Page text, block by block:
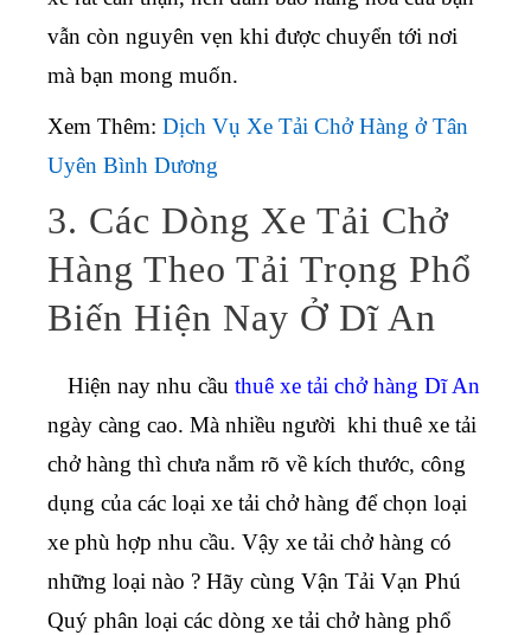
vẫn còn nguyên vẹn khi được chuyển tới nơi
mà bạn mong muốn.
Xem Thêm: Dịch Vụ Xe Tải Chở Hàng ở Tân
Uyên Bình Dương
3. Các Dòng Xe Tải Chở
Hàng Theo Tải Trọng Phổ
Biến Hiện Nay Ở Dĩ An
Hiện nay nhu cầu thuê xe tải chở hàng Dĩ An
ngày càng cao. Mà nhiều người khi thuê xe tải
chở hàng thì chưa nắm rõ về kích thước, công
dụng của các loại xe tải chở hàng để chọn loại
xe phù hợp nhu cầu. Vậy xe tải chở hàng có
những loại nào ? Hãy cùng Vận Tải Vạn Phú
Quý phân loại các dòng xe tải chở hàng phổ